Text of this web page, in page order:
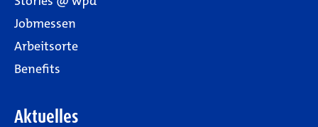
Jobmessen
Arbeitsorte
Benefits
Aktuelles